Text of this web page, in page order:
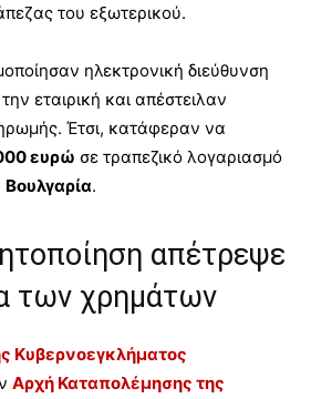
του εξωτερικού.
ηλεκτρονική διεύθυνση
εταιρική και απέστειλαν
Έτσι, κατάφεραν να
ευρώ σε τραπεζικό λογαριασμό
Βουλγαρία.
απέτρεψε
των χρημάτων
Κυβερνοεγκλήματος
Αρχή Καταπολέμησης της